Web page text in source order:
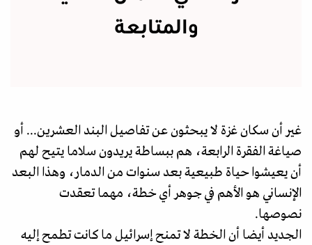
والمتابعة
غير أن سكان غزة لا يبحثون عن تفاصيل البند العشرين... أو
صياغة الفقرة الرابعة، هم ببساطة يريدون سلاما يتيح لهم
أن يعيشوا حياة طبيعية بعد سنوات من الدمار، وهذا البعد
الإنساني هو الأهم في جوهر أي خطة، مهما تعقدت
نصوصها.
الجديد أيضا أن الخطة لا تمنح إسرائيل ما كانت تطمح إليه